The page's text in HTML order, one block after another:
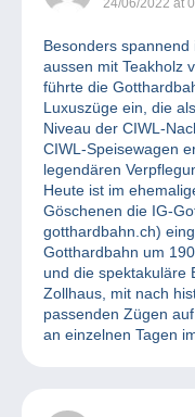
24/06/2022 at
Besonders
aussen mit Teakholz
führte die
Luxuszüge ein, die
Niveau der CIWL-
CIWL-Speisewagen
legendären
Heute ist im
Göschenen die IG-
gotthardbahn.ch)
Gotthardbahn um
und die spektakuläre
Zollhaus, mit nach
passenden Zügen
an einzelnen Tagen